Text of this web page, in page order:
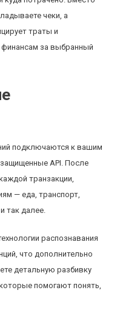
чеки, а
траты и
за выбранный
подключаются к вашим
API. После
транзакции,
— еда, транспорт,
так далее.
распознавания
что дополнительно
детальную разбивку
помогают понять,